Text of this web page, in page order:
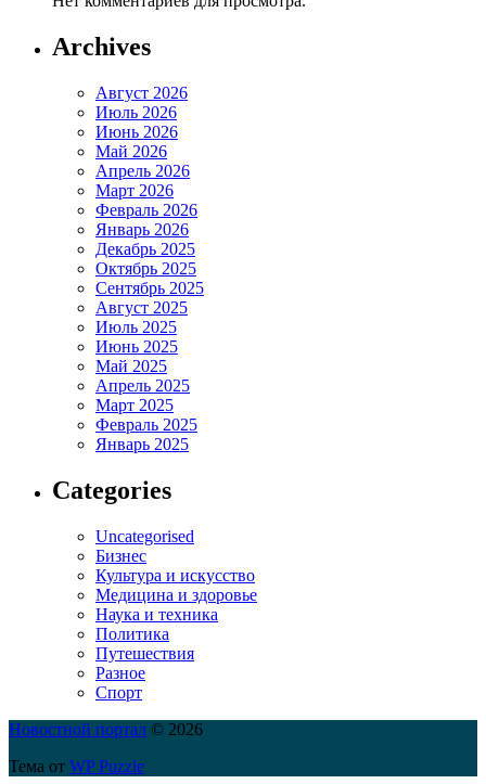
Archives
Август 2026
Июль 2026
Июнь 2026
Май 2026
Апрель 2026
Март 2026
Февраль 2026
Январь 2026
Декабрь 2025
Октябрь 2025
Сентябрь 2025
Август 2025
Июль 2025
Июнь 2025
Май 2025
Апрель 2025
Март 2025
Февраль 2025
Январь 2025
Categories
Uncategorised
Бизнес
Культура и искусство
Медицина и здоровье
Наука и техника
Политика
Путешествия
Разное
Спорт
Новостной портал © 2026
Тема от WP Puzzle